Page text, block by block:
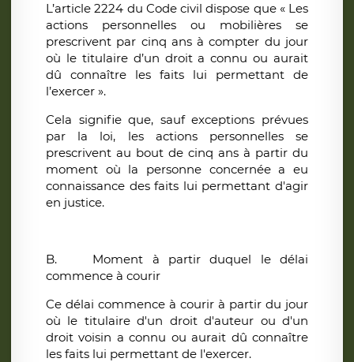
L’article 2224 du Code civil dispose que « Les
actions personnelles ou mobilières se
prescrivent par cinq ans à compter du jour
où le titulaire d’un droit a connu ou aurait
dû connaître les faits lui permettant de
l’exercer ».
Cela signifie que, sauf exceptions prévues
par la loi, les actions personnelles se
prescrivent au bout de cinq ans à partir du
moment où la personne concernée a eu
connaissance des faits lui permettant d'agir
en justice.
B.
Moment à partir duquel le délai
commence à courir
Ce délai commence à courir à partir du jour
où le titulaire d'un droit d'auteur ou d'un
droit voisin a connu ou aurait dû connaître
les faits lui permettant de l'exercer.